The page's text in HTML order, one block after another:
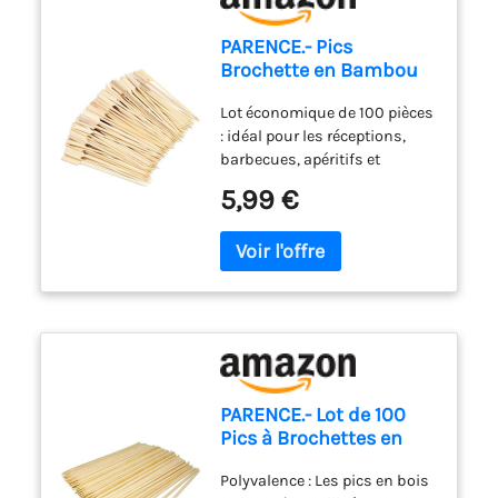
PARENCE.- Pics
Brochette en Bambou
Bâtonnets Cocktail |
Piques Apéritif et
Barbecue | Accessoires
pour Fruits, Boisé
Lot économique de 100 pièces
: idéal pour les réceptions,
barbecues, apéritifs et
parfait pour réaliser des
brochettes de fruits, légumes,
viandes ou amuse-bouches.
Robustes et lisses :
bâtonnets solides offrant
échardes. Prise en main facile
: design avec petit manche
plat pour une manipulation
simple et sans risque.
pour cocktails, barbecue,
5,99 €
PARENCE.- Lot de 100
Pics à Brochettes en
Brochettes, Fruits,
Polyvalence : Les pics en bois